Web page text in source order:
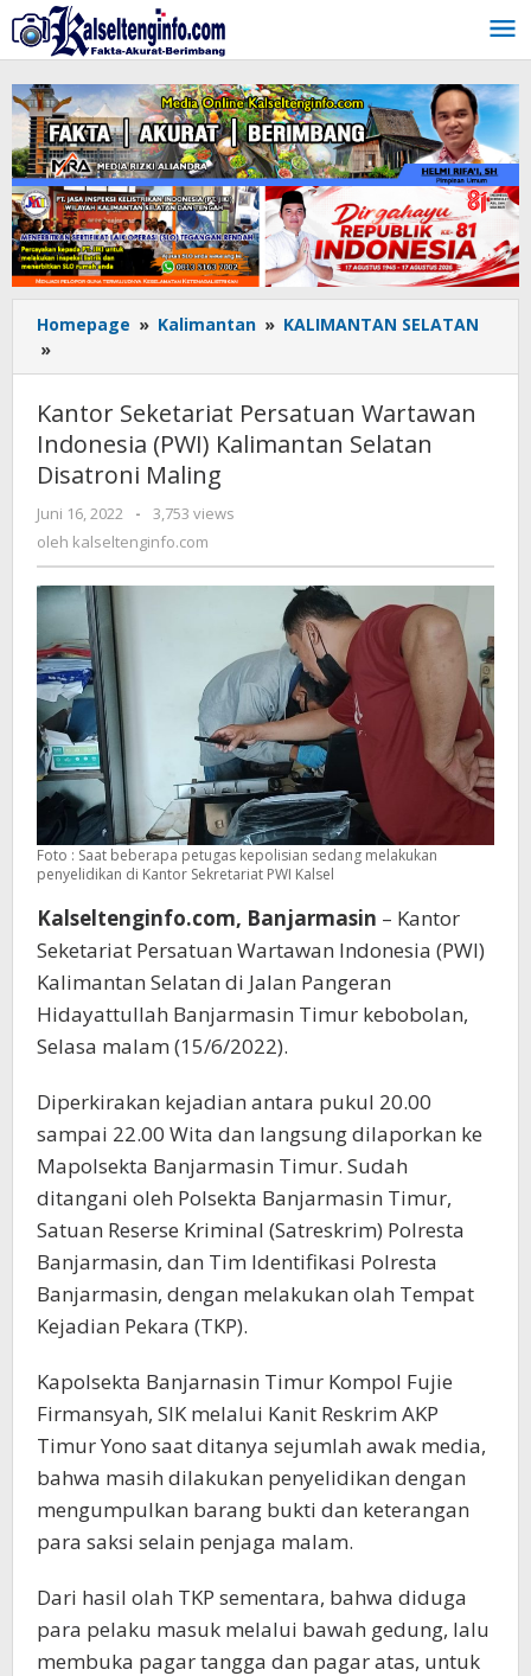
Lewati
ke
konten
Homepage » Kalimantan » KALIMANTAN SELATAN
»
Seketariat
Wartawan
Indonesia
(PWI)
Selatan
Disatroni
Maling
Kantor Seketariat Persatuan Wartawan
Indonesia (PWI) Kalimantan Selatan
Disatroni Maling
Juni 16, 2022
oleh
kalseltenginfo.com
-
3,753 views
oleh kalseltenginfo.com
Foto : Saat beberapa petugas kepolisian sedang melakukan
penyelidikan di Kantor Sekretariat PWI Kalsel
Kalseltenginfo.com, Banjarmasin – Kantor
Seketariat Persatuan Wartawan Indonesia (PWI)
Kalimantan Selatan di Jalan Pangeran
Hidayattullah Banjarmasin Timur kebobolan,
Selasa malam (15/6/2022).
Diperkirakan kejadian antara pukul 20.00
sampai 22.00 Wita dan langsung dilaporkan ke
Mapolsekta Banjarmasin Timur. Sudah
ditangani oleh Polsekta Banjarmasin Timur,
Satuan Reserse Kriminal (Satreskrim) Polresta
Banjarmasin, dan Tim Identifikasi Polresta
Banjarmasin, dengan melakukan olah Tempat
Kejadian Pekara (TKP).
Kapolsekta Banjarnasin Timur Kompol Fujie
Firmansyah, SIK melalui Kanit Reskrim AKP
Timur Yono saat ditanya sejumlah awak media,
bahwa masih dilakukan penyelidikan dengan
mengumpulkan barang bukti dan keterangan
para saksi selain penjaga malam.
Dari hasil olah TKP sementara, bahwa diduga
para pelaku masuk melalui bawah gedung, lalu
membuka pagar tangga dan pagar atas, untuk